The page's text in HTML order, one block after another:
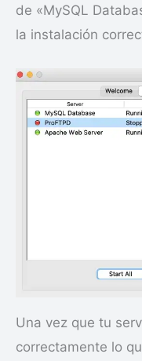
de «MySQL
la instalación
Una vez que tu
correctamente lo